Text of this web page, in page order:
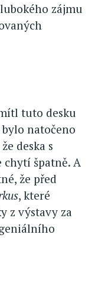
zájmu
tuto desku
natočeno
deska s
chytí špatně. A
že před
, které
z výstavy za